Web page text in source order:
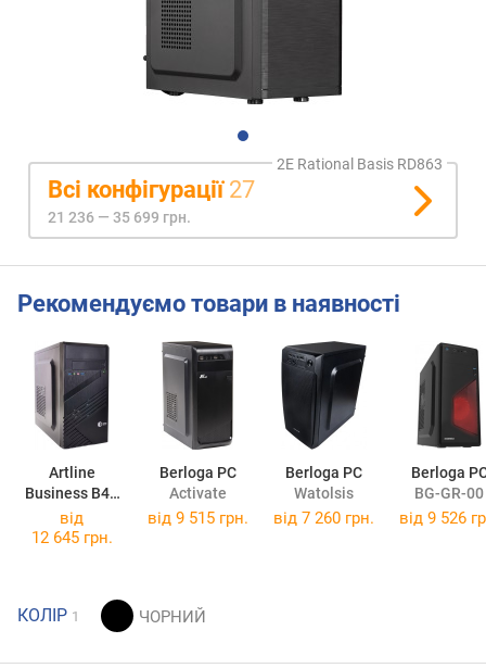
2E Rational Basis RD863
Всі конфігурації 27
21 236 — 35 699 грн.
Рекомендуємо товари в наявності
Artline
Business B41
B41v05Win
Berloga PC
Activate
Berloga PC
Watolsis
Berloga
BG-GR-00
від
12 645 грн.
від 9 515 грн. від 7 260 грн. від 9 526
КОЛІР 1